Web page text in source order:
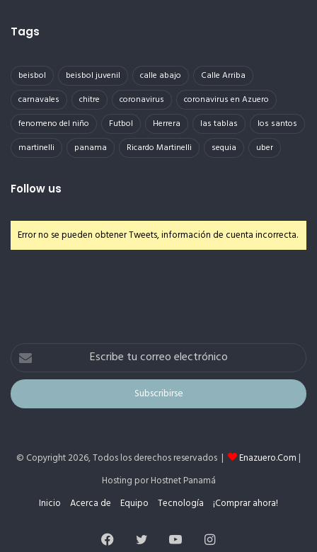
Tags
beisbol beisbol juvenil calle abajo
Calle Arriba
carnavales
chitre coronavirus
coronavirus en Azuero
fenomeno del niño
Futbol Herrera las tablas
los santos
martinelli
panama Ricardo Martinelli sequia uber
Follow us
Error no se pueden obtener Tweets, información de cuenta incorrecta.
Escribe
correo
electrónico
© Copyright 2026, Todos los derechos reservados | Enazuero.Com |
Hosting por Hostnet Panamá
Inicio
Acerca de Equipo Tecnología ¡Comprar ahora!
FacebookTwitterYouTubeInstagram